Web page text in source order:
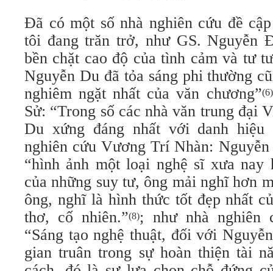
Đã có một số nhà nghiên cứu đề
tôi đang trăn trở, như GS. Nguyễn
bền chặt cao độ của tình cảm và tư
Nguyễn Du đã tỏa sáng phi thường
nghiêm ngặt nhất của văn chương”(6)
Sử: “Trong số các nhà văn trung đại
Du xứng đáng nhất với danh hiệu
nghiên cứu Vương Trí Nhàn:
“hình ảnh một loại nghệ sĩ xưa
của những suy tư, ông mải nghĩ hơn
ông, nghĩ là hình thức tốt đẹp nhất
thơ, cố nhiên.”(8); như nhà nghiên
“Sáng tạo nghệ thuật, đối với
gian truân trong sự hoàn thiện tài